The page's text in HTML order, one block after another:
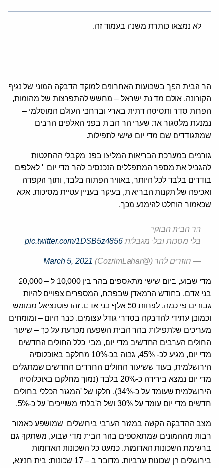
לא נמצאו כותרת משנה בעמוד זה.
הר הבית הפך בשבועות האחרונים למוקד הדבקה המוני של נגיף
הקורונה, אולם מדינת ישראל – מחשש להתפרצות של מהומות,
הפרות סדר ותסיסה דתית בארץ וברחבי העולם המוסלמי –
נמנעת מלסגור את שערי הר הבית בפני האלפים הרבים
שמתגודדים שם מדי יום שישי לתפילות.
גורמים במערכת הבריאות המליצו בפני מקבלי ההחלטות
להגביל את מספר המתפללים הנכנסים להר מדי יום ו' לאלפים
בודדים בלבד לכל היותר, באוויר הפתוח בלבד, ותוך הקפדה
ואכיפה של תקנות הבריאות, בעיקר בעניין עטיית מסיכות. אלא
שכאמור הוחלט להימנע מכך.
הר הבית הבוקר
בלי מסכות ובלי מגבלות pic.twitter.com/1DSB5z4856
— חוזרים להר (@CozrimLahar) March 5, 2021
מדי שבוע, ביום שישי מתאספים בהר בין 10,000 ל – 20,000
בני אדם. בחודש הרמאדן שבפתח, המספרים צפויים להיות
גבוהים פי כמה, לפחות 50 אלף בני אדם. זהו פוטנציאל ממומש
וכמובן עתידי להדבקה בסדרי גודל עצומים. כבר היום – ומומחים
מעריכים שלתפילות בהר הבית השפעה מכרעת על כך – שיעור
החולים הערבים החדשים מדי יום, מבין כלל החולים החדשים
מדי יום, מגיע לכ- 45%, גבוה בכ-10% מחלקם באוכלוסיה
הירושלמית, בעוד ששיעור החולים החרדים החדשים שמתגלים
מדי יום נמצא בירידה כ-20% בלבד (נמוך מחלקם באוכלוסיה
הירושלמית שעומד על כ-34%). חלקו של 'המגזר הכללי בחולים
חדשים מדי יום עומד על 30% ושל ה'בלתי משוייכים' על כ-5%.
מצב ההדבקה הקשה במגזר הערבי בירושלים, שמושפע כאמור
רבות מההמונים שמתאספים בהר הבית מדי שבוע, משתקף גם
ברשימת השכונות האדומות. כמעט כל השכונות האדומות
בירושלים הן שכונות ערביות. מדובר ב – 17 שכונות: בית חנינא,